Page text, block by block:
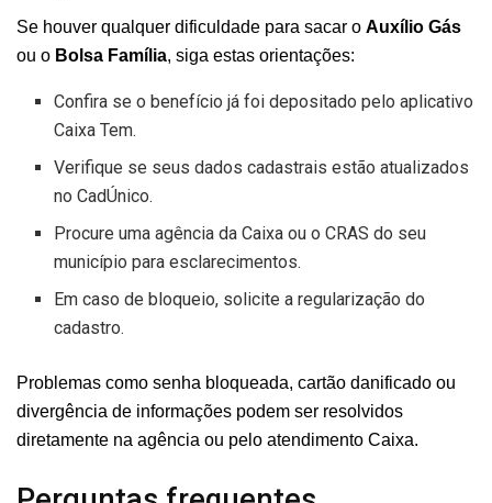
Se houver qualquer dificuldade para sacar o Auxílio Gás
ou o Bolsa Família, siga estas orientações:
Confira se o benefício já foi depositado pelo aplicativo
Caixa Tem.
Verifique se seus dados cadastrais estão atualizados
no CadÚnico.
Procure uma agência da Caixa ou o CRAS do seu
município para esclarecimentos.
Em caso de bloqueio, solicite a regularização do
cadastro.
Problemas como senha bloqueada, cartão danificado ou
divergência de informações podem ser resolvidos
diretamente na agência ou pelo atendimento Caixa.